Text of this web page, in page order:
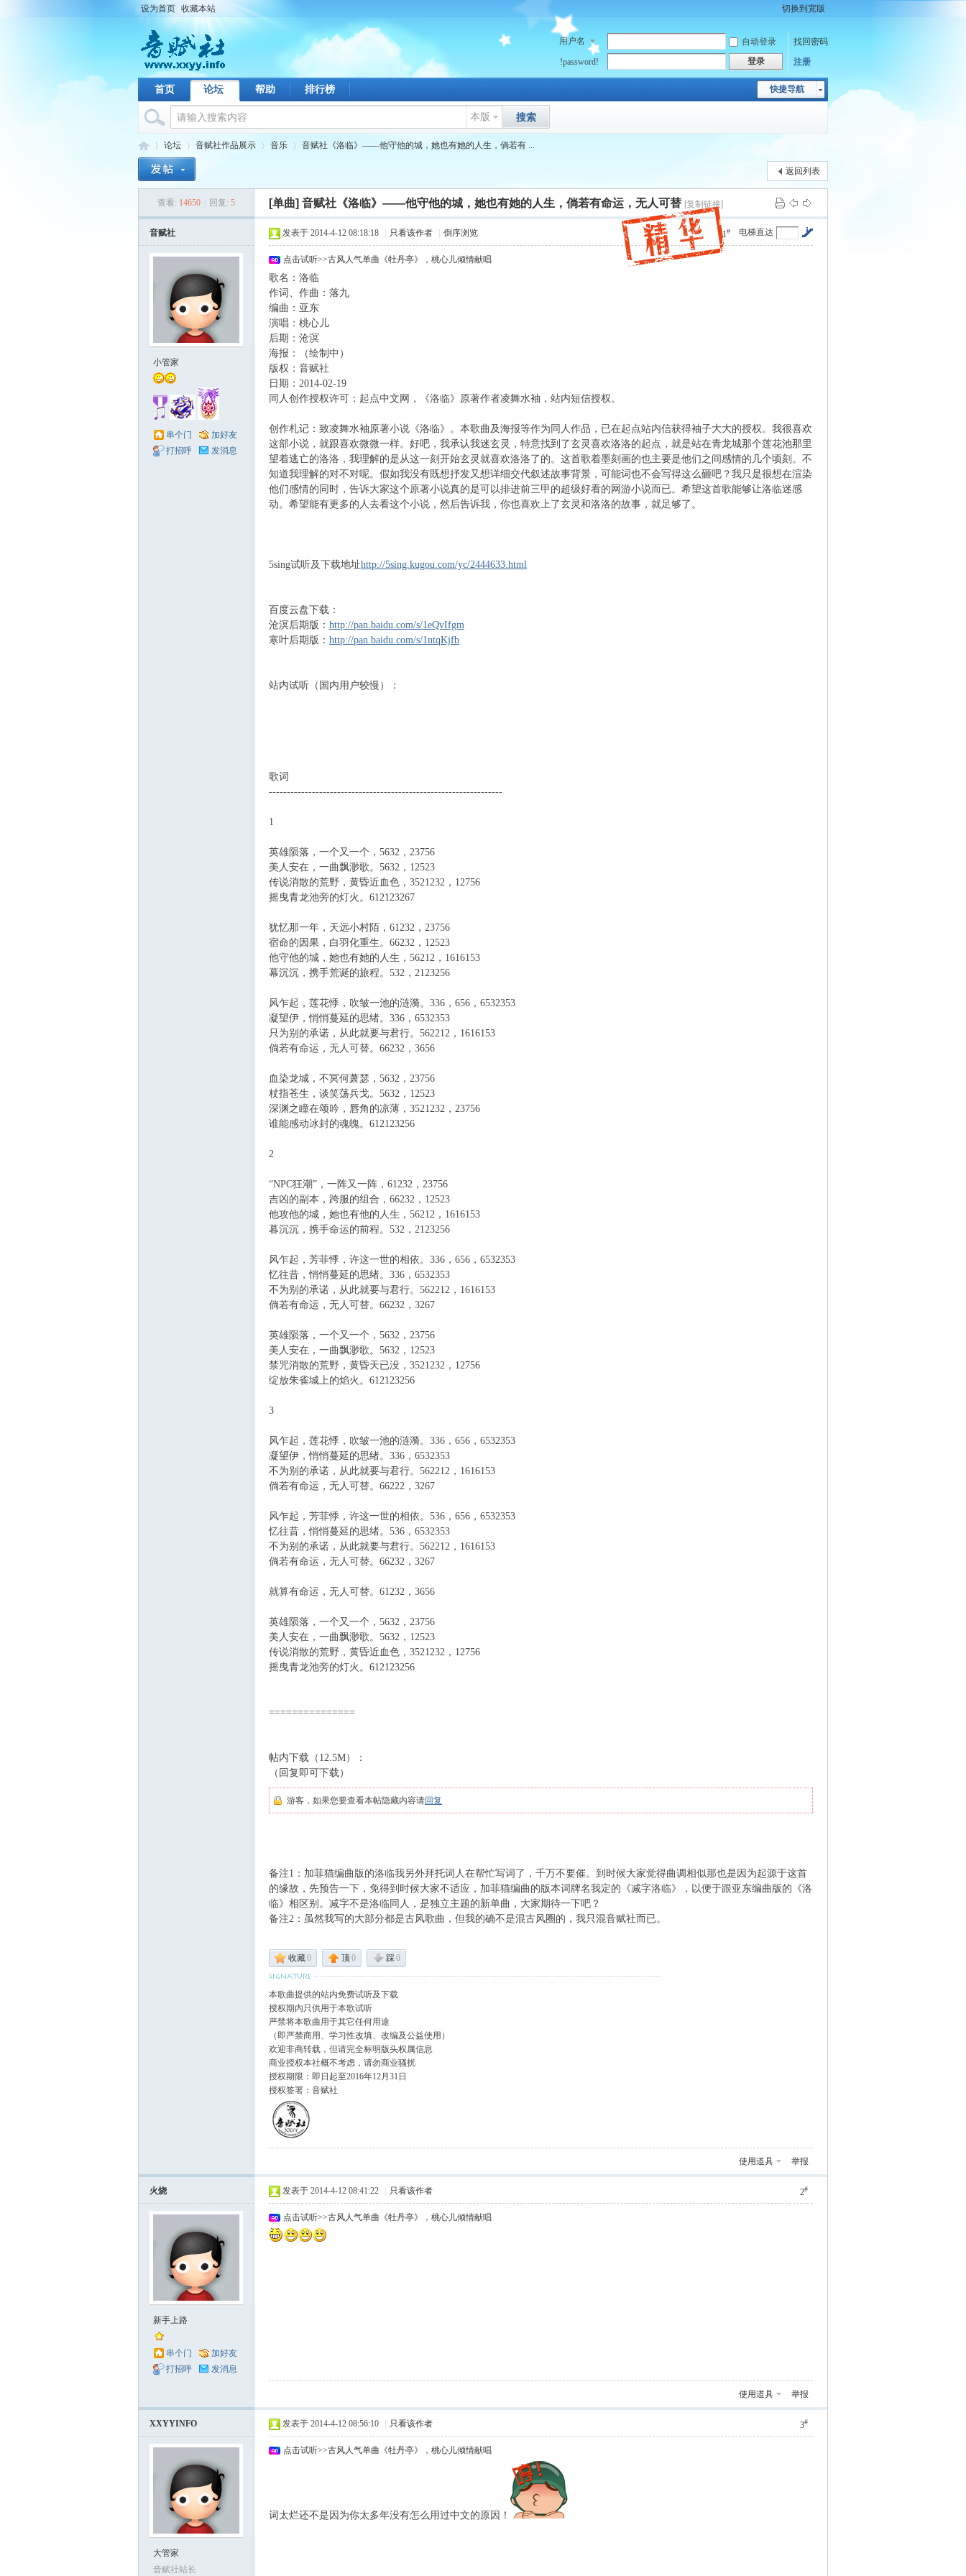
设为首页 收藏本站 切换到宽版
用户名 自动登录
找回密码
!password!
登录 注册
快捷导航
首页 论坛 帮助 排行榜
本版 搜索
论坛
›
音赋社作品展示 音乐
›
音赋社《洛临》——他守他的城，她也有她的人生，倘若有 ...
返回列表
查看: 14650 回复: 5 [单曲] 音赋社《洛临》——他守他的城，她也有她的人生，倘若有命运，无人可替 [复制链接]
音赋社
小管家
串个门
加好友
打招呼
发消息
电梯直达
1#
发表于 2014-4-12 08:18:18 只看该作者 倒序浏览
点击试听>>古风人气单曲《牡丹亭》，桃心儿倾情献唱
歌名：洛临
作词、作曲：落九
编曲：亚东
演唱：桃心儿
后期：沧溟
海报：（绘制中）
版权：音赋社
日期：2014-02-19
同人创作授权许可：起点中文网，《洛临》原著作者凌舞水袖，站内短信授权。
创作札记：致凌舞水袖原著小说《洛临》。本歌曲及海报等作为同人作品，已在起点站内信获得袖子大大的授权。我很喜欢
这部小说，就跟喜欢微微一样。好吧，我承认我迷玄灵，特意找到了玄灵喜欢洛洛的起点，就是站在青龙城那个莲花池那里
望着逃亡的洛洛，我理解的是从这一刻开始玄灵就喜欢洛洛了的。这首歌着墨刻画的也主要是他们之间感情的几个顷刻。不
知道我理解的对不对呢。假如我没有既想抒发又想详细交代叙述故事背景，可能词也不会写得这么砸吧？我只是很想在渲染
他们感情的同时，告诉大家这个原著小说真的是可以排进前三甲的超级好看的网游小说而已。希望这首歌能够让洛临迷感
动。希望能有更多的人去看这个小说，然后告诉我，你也喜欢上了玄灵和洛洛的故事，就足够了。
5sing试听及下载地址http://5sing.kugou.com/yc/2444633.html
百度云盘下载：
沧溟后期版： http://pan.baidu.com/s/1eQvIfgm
寒叶后期版： http://pan.baidu.com/s/1ntqKjfb
站内试听（国内用户较慢）：
歌词
-----------------------------------------------------------------
1
英雄陨落，一个又一个，5632，23756
美人安在，一曲飘渺歌。5632，12523
传说消散的荒野，黄昏近血色，3521232，12756
摇曳青龙池旁的灯火。612123267
犹忆那一年，天远小村陌，61232，23756
宿命的因果，白羽化重生。66232，12523
他守他的城，她也有她的人生，56212，1616153
幕沉沉，携手荒诞的旅程。532，2123256
风乍起，莲花悸，吹皱一池的涟漪。336，656，6532353
凝望伊，悄悄蔓延的思绪。336，6532353
只为别的承诺，从此就要与君行。562212，1616153
倘若有命运，无人可替。66232，3656
血染龙城，不冥何萧瑟，5632，23756
杖指苍生，谈笑荡兵戈。5632，12523
深渊之瞳在颂吟，唇角的凉薄，3521232，23756
谁能感动冰封的魂魄。612123256
2
“NPC狂潮”，一阵又一阵，61232，23756
吉凶的副本，跨服的组合，66232，12523
他攻他的城，她也有他的人生，56212，1616153
暮沉沉，携手命运的前程。532，2123256
风乍起，芳菲悸，许这一世的相依。336，656，6532353
忆往昔，悄悄蔓延的思绪。336，6532353
不为别的承诺，从此就要与君行。562212，1616153
倘若有命运，无人可替。66232，3267
英雄陨落，一个又一个，5632，23756
美人安在，一曲飘渺歌。5632，12523
禁咒消散的荒野，黄昏天已没，3521232，12756
绽放朱雀城上的焰火。612123256
3
风乍起，莲花悸，吹皱一池的涟漪。336，656，6532353
凝望伊，悄悄蔓延的思绪。336，6532353
不为别的承诺，从此就要与君行。562212，1616153
倘若有命运，无人可替。66222，3267
风乍起，芳菲悸，许这一世的相依。536，656，6532353
忆往昔，悄悄蔓延的思绪。536，6532353
不为别的承诺，从此就要与君行。562212，1616153
倘若有命运，无人可替。66232，3267
就算有命运，无人可替。61232，3656
英雄陨落，一个又一个，5632，23756
美人安在，一曲飘渺歌。5632，12523
传说消散的荒野，黄昏近血色，3521232，12756
摇曳青龙池旁的灯火。612123256
===============
帖内下载（12.5M）：
（回复即可下载）
游客，如果您要查看本帖隐藏内容请回复
备注1：加菲猫编曲版的洛临我另外拜托词人在帮忙写词了，千万不要催。到时候大家觉得曲调相似那也是因为起源于这首
的缘故，先预告一下，免得到时候大家不适应，加菲猫编曲的版本词牌名我定的《减字洛临》，以便于跟亚东编曲版的《洛
临》相区别。减字不是洛临同人，是独立主题的新单曲，大家期待一下吧？
备注2：虽然我写的大部分都是古风歌曲，但我的确不是混古风圈的，我只混音赋社而已。
收藏0 顶0 踩0
本歌曲提供的站内免费试听及下载
授权期内只供用于本歌试听
严禁将本歌曲用于其它任何用途
（即严禁商用、学习性改填、改编及公益使用）
欢迎非商转载，但请完全标明版头权属信息
商业授权本社概不考虑，请勿商业骚扰
授权期限：即日起至2016年12月31日
授权签署：音赋社
使用道具 举报
火烧
新手上路
串个门
加好友
打招呼
发消息
2#
发表于 2014-4-12 08:41:22 只看该作者
点击试听>>古风人气单曲《牡丹亭》，桃心儿倾情献唱
使用道具 举报
XXYYINFO
大管家
音赋社站长
3#
发表于 2014-4-12 08:56:10 只看该作者
点击试听>>古风人气单曲《牡丹亭》，桃心儿倾情献唱
词太烂还不是因为你太多年没有怎么用过中文的原因！